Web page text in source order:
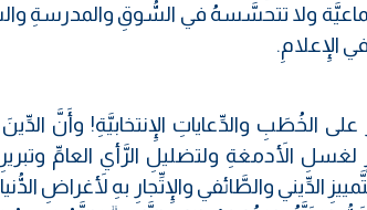
ولا تتحسَّسهُ في السُّوقِ والمدرسةِ
الإِعلامِ.
الخُطَبِ والدِّعاياتِ الإِنتخابيَّةِ! وأَنَّ
الأَدمغةِ ولتضليلِ الرَّأي العامِّ
الدِّيني والطَّائفي والإِتِّجارِ بهِ لأَغراضِ